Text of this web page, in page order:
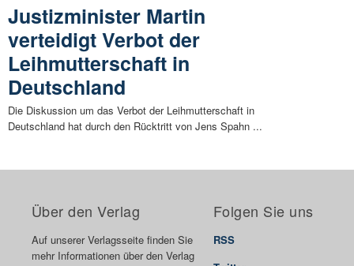
Justizminister Martin
verteidigt Verbot der
Leihmutterschaft in
Deutschland
Die Diskussion um das Verbot der Leihmutterschaft in
Deutschland hat durch den Rücktritt von Jens Spahn ...
Über den Verlag
Auf unserer Verlagsseite finden Sie
mehr Informationen über den Verlag
Folgen Sie uns
RSS